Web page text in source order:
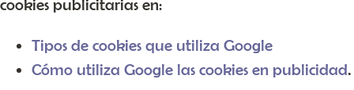
cookies publicitarias en:
Tipos de cookies que utiliza Google
Cómo utiliza Google las cookies en publicidad.